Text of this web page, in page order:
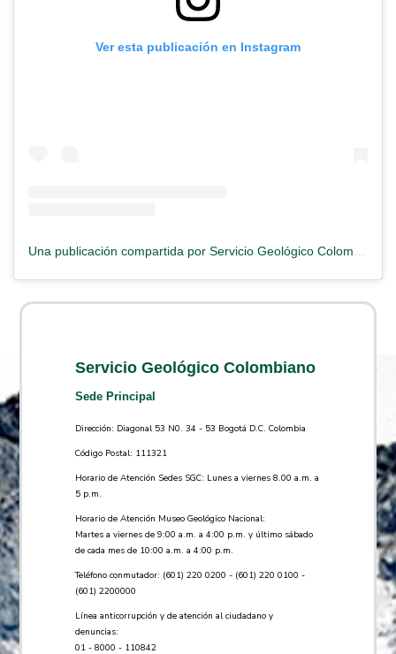
Ver esta publicación en Instagram
Servicio Geológico Colombiano
Sede Principal
Dirección: Diagonal 53 N0. 34 - 53 Bogotá D.C. Colombia
Código Postal: 111321
Horario de Atención Sedes SGC: Lunes a viernes 8.00 a.m. a
5 p.m.
Horario de Atención Museo Geológico Nacional:
Martes a viernes de 9:00 a.m. a 4:00 p.m. y último sábado
de cada mes de 10:00 a.m. a 4:00 p.m.
Teléfono conmutador: (601) 220 0200 - (601) 220 0100 -
(601) 2200000
Línea anticorrupción y de atención al ciudadano y
denuncias:
01 - 8000 - 110842